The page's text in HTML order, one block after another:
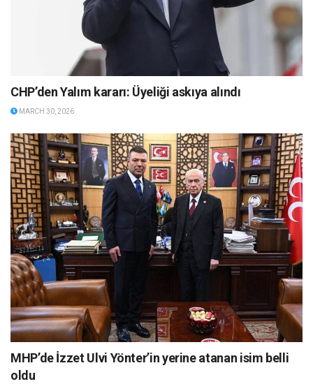
CHP’den Yalım kararı: Üyeliği askıya alındı
MARCH 30, 2026
MHP’de İzzet Ulvi Yönter’in yerine atanan isim belli
oldu